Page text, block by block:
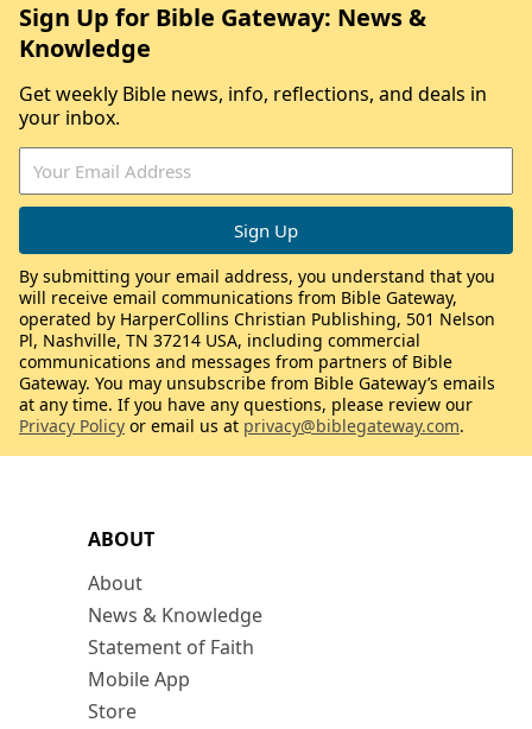
ABOUT
About
News & Knowledge
Statement of Faith
Mobile App
Store
Sign Up for Bible Gateway: News &
Knowledge
Get weekly Bible news, info, reflections, and deals in
your inbox.
By submitting your email address, you understand that you
will receive email communications from Bible Gateway,
operated by HarperCollins Christian Publishing, 501 Nelson
Pl, Nashville, TN 37214 USA, including commercial
communications and messages from partners of Bible
Gateway. You may unsubscribe from Bible Gateway’s emails
at any time. If you have any questions, please review our
Privacy Policy or email us at privacy@biblegateway.com.